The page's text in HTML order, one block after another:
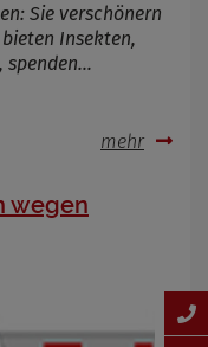
Sie verschönern
Insekten,
spenden…
mehr
wegen